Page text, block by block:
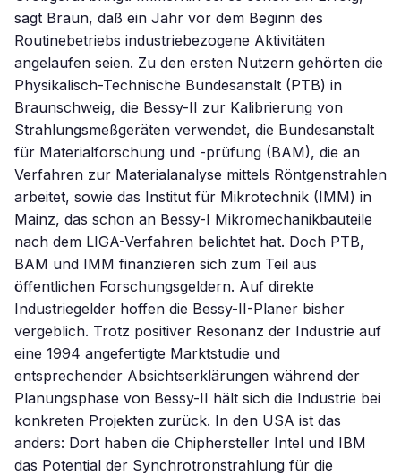
sagt Braun, daß ein Jahr vor dem Beginn des
Routinebetriebs industriebezogene Aktivitäten
angelaufen seien. Zu den ersten Nutzern gehörten die
Physikalisch-Technische Bundesanstalt (PTB) in
Braunschweig, die Bessy-II zur Kalibrierung von
Strahlungsmeßgeräten verwendet, die Bundesanstalt
für Materialforschung und -prüfung (BAM), die an
Verfahren zur Materialanalyse mittels Röntgenstrahlen
arbeitet, sowie das Institut für Mikrotechnik (IMM) in
Mainz, das schon an Bessy-I Mikromechanikbauteile
nach dem LIGA-Verfahren belichtet hat. Doch PTB,
BAM und IMM finanzieren sich zum Teil aus
öffentlichen Forschungsgeldern. Auf direkte
Industriegelder hoffen die Bessy-II-Planer bisher
vergeblich. Trotz positiver Resonanz der Industrie auf
eine 1994 angefertigte Marktstudie und
entsprechender Absichtserklärungen während der
Planungsphase von Bessy-II hält sich die Industrie bei
konkreten Projekten zurück. In den USA ist das
anders: Dort haben die Chiphersteller Intel und IBM
das Potential der Synchrotronstrahlung für die